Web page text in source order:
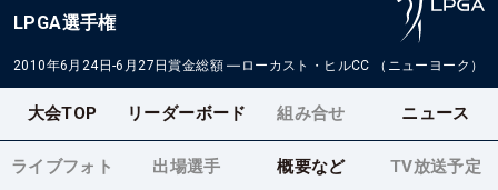
LPGA選手権
2010年6月24日-6月27日賞金総額 ― ローカスト・ヒルCC （ニューヨーク）
大会TOP リーダーボード 組み合せ ニュース
ライブフォト 出場選手 概要など TV放送予定